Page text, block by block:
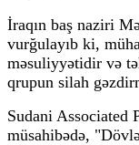
İraqın baş naziri
vurğulayıb ki,
məsuliyyətidir və
qrupun silah
Sudani Associated
müsahibədə,